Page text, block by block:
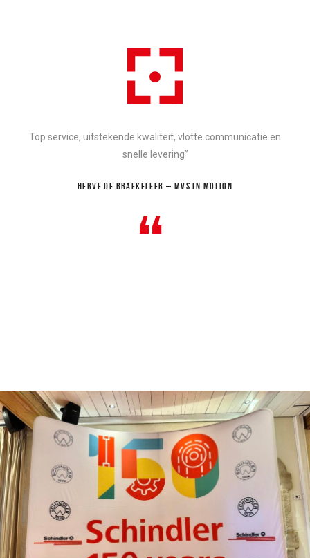
Top service, uitstekende kwaliteit, vlotte communicatie en
snelle levering”
HERVE DE BRAEKELEER – MVS IN MOTION
“
Vrachtwagen bestickering voor Modulax by